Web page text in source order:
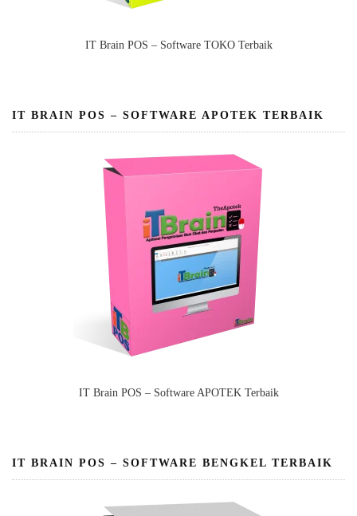
IT Brain POS – Software TOKO Terbaik
IT BRAIN POS – SOFTWARE APOTEK TERBAIK
IT Brain POS – Software APOTEK Terbaik
IT BRAIN POS – SOFTWARE BENGKEL TERBAIK